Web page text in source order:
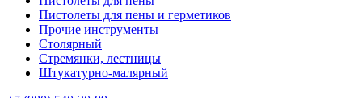
Пистолеты для пены и герметиков
Прочие инструменты
Столярный
Стремянки, лестницы
Штукатурно-малярный